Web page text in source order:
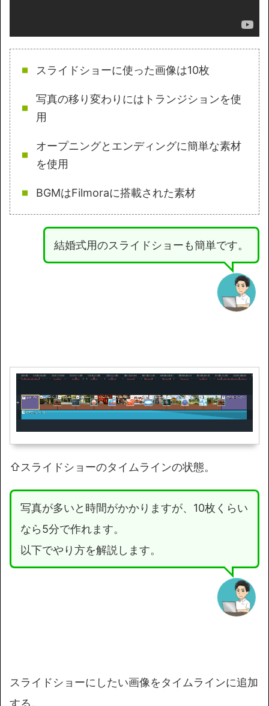
スライドショーに使った画像は10枚
写真の移り変わりにはトランジションを使
用
オープニングとエンディングに簡単な素材
を使用
BGMはFilmoraに搭載された素材
結婚式用のスライドショーも簡単です。
⇧スライドショーのタイムラインの状態。
写真が多いと時間がかかりますが、10枚くらい
なら5分で作れます。
以下でやり方を解説します。
スライドショーにしたい画像をタイムラインに追加
する。